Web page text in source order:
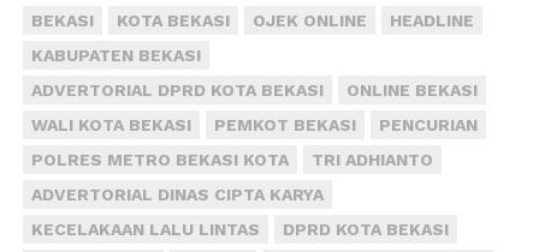
kanal laporan melalui Whatsap aduan Kartu Sehat di
nomor 0821 2398 5979.
Sajekti menambahkan, sosialisasi terkait hal ini telah
disebarluaskan pihaknya melalui media sosial dan
pengumuman kepada masyarakat setempat.
Dirinya menambahkan, bahwa masyarakat juga
dapat berobat langsung ke RSUD Kota Bekasi hanya
BEKASI KOTA BEKASI OJEK ONLINE
HEADLINE
KABUPATEN BEKASI
ADVERTORIAL DPRD KOTA BEKASI
ONLINE BEKASI
WALI KOTA BEKASI
PEMKOT BEKASI
PENCURIAN
POLRES METRO BEKASI KOTA
TRI ADHIANTO
ADVERTORIAL DINAS CIPTA KARYA
KECELAKAAN LALU LINTAS
DPRD KOTA BEKASI